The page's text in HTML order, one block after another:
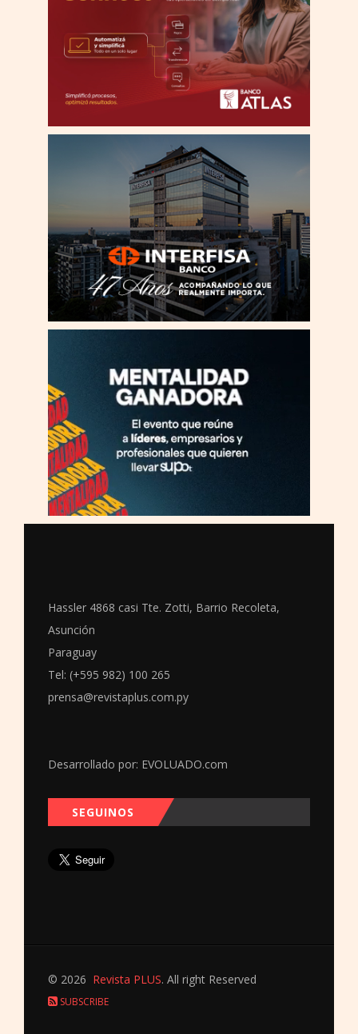
Hassler 4868 casi Tte. Zotti, Barrio Recoleta,
Asunción
Paraguay
Tel: (+595 982) 100 265
prensa@revistaplus.com.py
Desarrollado por: EVOLUADO.com
SEGUINOS
© 2026 Revista PLUS. All right Reserved
SUBSCRIBE